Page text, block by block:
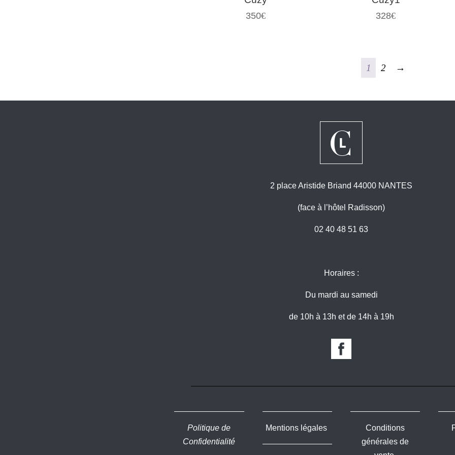
350€ 328€
1 2 →
2 place Aristide Briand 44000 NANTES
(face à l’hôtel Radisson)
02 40 48 51 63
Horaires :
Du mardi au samedi
de 10h à 13h et de 14h à 19h
Politique de
Confidentialité
Mentions légales
Conditions
générales de